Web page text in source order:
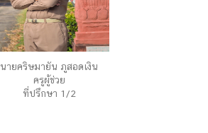
นายคริษมายัน ภูสอดเงิน
ครูผู้ช่วย
ที่ปรึกษา 1/2